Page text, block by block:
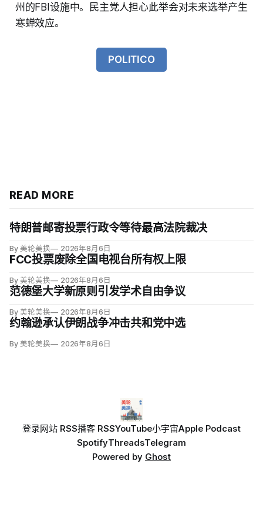
州的FBI设施中。民主党人担心此举会对未来选举产生
寒蝉效应。
POLITICO
READ MORE
特朗普邮寄投票行政令等待最高法院裁决
By 美轮美换 2026年8月6日
FCC投票废除全国电视台所有权上限
By 美轮美换 2026年8月6日
范德堡大学新原则引发学术自由争议
By 美轮美换 2026年8月6日
约翰逊承认伊朗战争冲击共和党中选
By 美轮美换 2026年8月6日
登录网站 RSS播客 RSSYouTube小宇宙Apple Podcast
SpotifyThreadsTelegram
Powered by Ghost